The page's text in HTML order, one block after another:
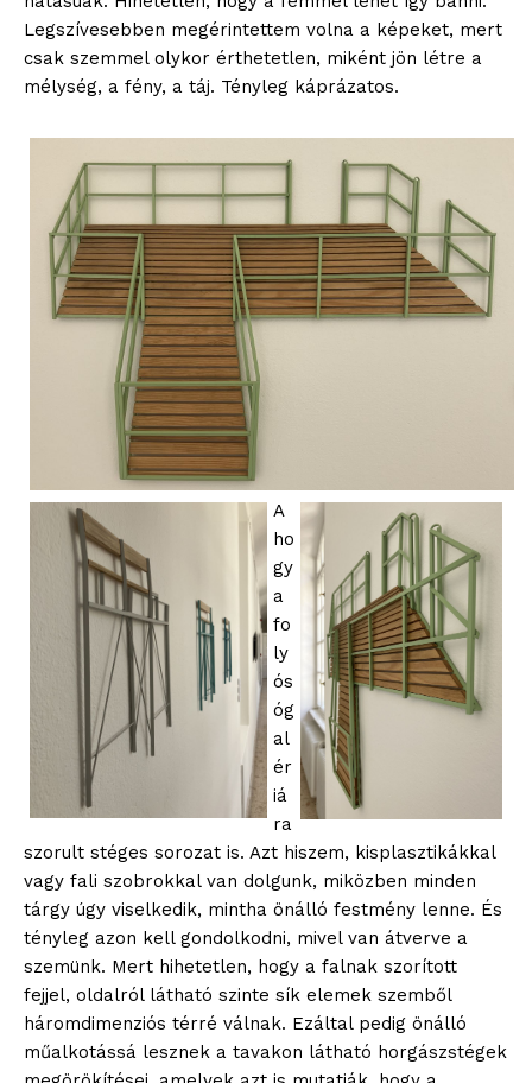
Legszívesebben megérintettem volna a képeket, mert
csak szemmel olykor érthetetlen, miként jön létre a
mélység, a fény, a táj. Tényleg káprázatos.
A
ho
gy
a
fo
ly
ós
óg
al
ér
iá
ra
szorult stéges sorozat is. Azt hiszem, kisplasztikákkal
vagy fali szobrokkal van dolgunk, miközben minden
tárgy úgy viselkedik, mintha önálló festmény lenne. És
tényleg azon kell gondolkodni, mivel van átverve a
szemünk. Mert hihetetlen, hogy a falnak szorított
fejjel, oldalról látható szinte sík elemek szemből
háromdimenziós térré válnak. Ezáltal pedig önálló
műalkotássá lesznek a tavakon látható horgászstégek